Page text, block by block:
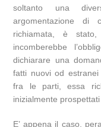
soltanto una
argomentazione di
richiamata, è
incomberebbe
dichiarare una
fatti nuovi od
fra le parti, essa
inizialmente
E’ appena il caso,